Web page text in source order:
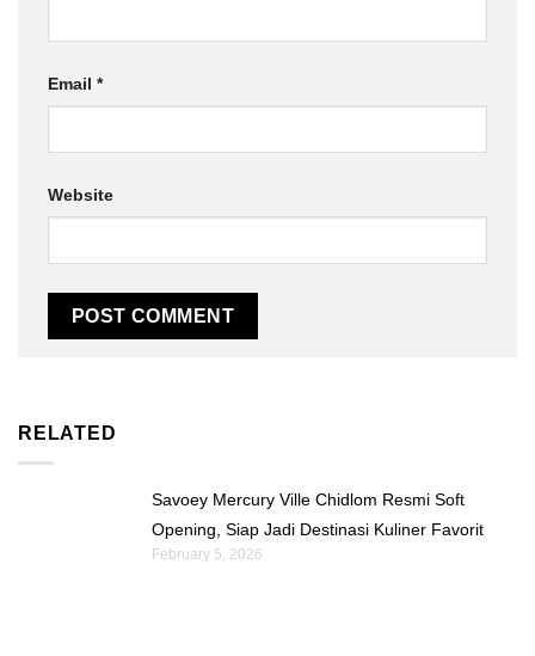
Email *
Website
RELATED
Savoey Mercury Ville Chidlom Resmi Soft
Opening, Siap Jadi Destinasi Kuliner Favorit
February 5, 2026